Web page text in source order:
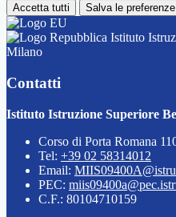
Accetta tutti Salva le preferenze
Istituto
Milano
Contatti
Istituto Istruzione Superiore
Corso di Porta Romana
Tel: +39 02 58314012
Email:
PEC:
C.F.: 80104710159